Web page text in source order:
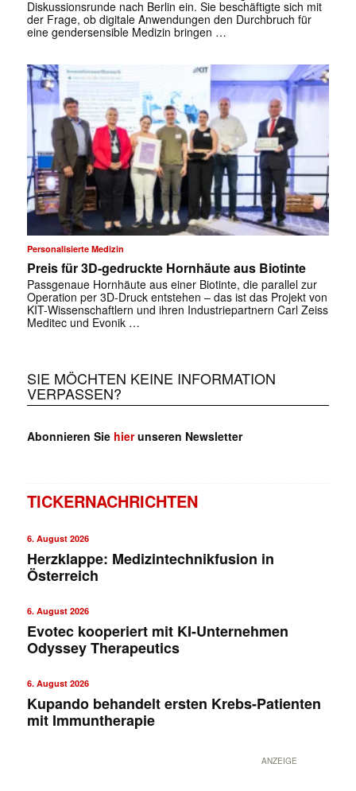
✕
Diskussionsrunde nach Berlin ein. Sie beschäftigte sich mit
der Frage, ob digitale Anwendungen den Durchbruch für
eine gendersensible Medizin bringen …
Personalisierte Medizin
Preis für 3D-gedruckte Hornhäute aus Biotinte
Passgenaue Hornhäute aus einer Biotinte, die parallel zur
Operation per 3D-Druck entstehen – das ist das Projekt von
KIT-Wissenschaftlern und ihren Industriepartnern Carl Zeiss
Meditec und Evonik …
SIE MÖCHTEN KEINE INFORMATION
VERPASSEN?
Abonnieren Sie hierunseren Newsletter
TICKERNACHRICHTEN
6. August 2026
Herzklappe: Medizintechnikfusion in
Österreich
6. August 2026
Evotec kooperiert mit KI-Unternehmen
Odyssey Therapeutics
6. August 2026
Kupando behandelt ersten Krebs-Patienten
mit Immuntherapie
ANZEIGE